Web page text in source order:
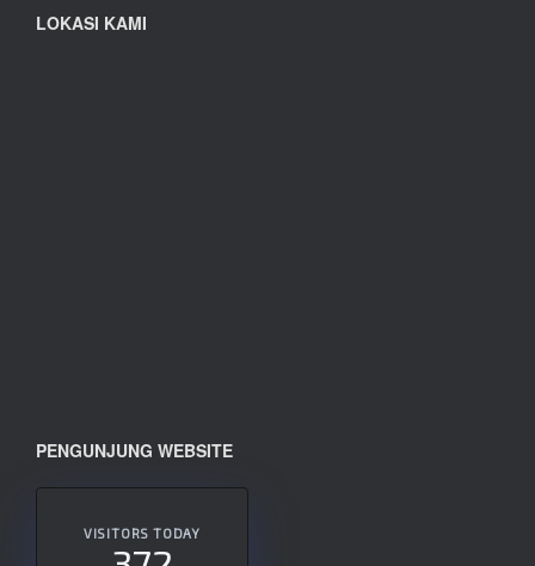
LOKASI KAMI
PENGUNJUNG WEBSITE
VISITORS TODAY